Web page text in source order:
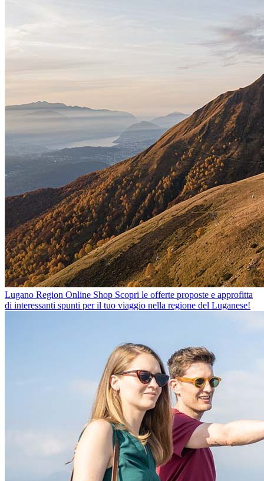
Lugano Region Online Shop Scopri le offerte proposte e approfitta
di interessanti spunti per il tuo viaggio nella regione del Luganese!